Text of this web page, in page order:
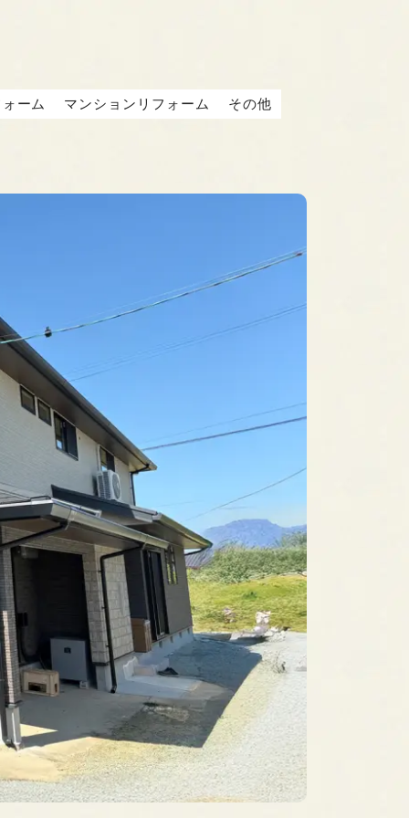
ーム マンションリフォーム その他